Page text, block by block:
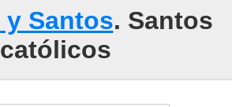
Santos. Santos
católicos